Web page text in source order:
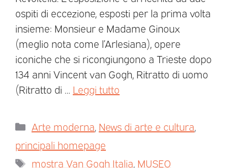
ospiti di eccezione, esposti per la prima volta
insieme: Monsieur e Madame Ginoux
(meglio nota come l’Arlesiana), opere
iconiche che si ricongiungono a Trieste dopo
134 anni Vincent van Gogh, Ritratto di uomo
(Ritratto di … Leggi tutto
Arte moderna News di arte e cultura
principali homepage
mostra Van Gogh Italia MUSEO